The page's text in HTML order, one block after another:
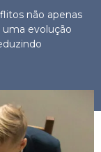
não apenas
evolução